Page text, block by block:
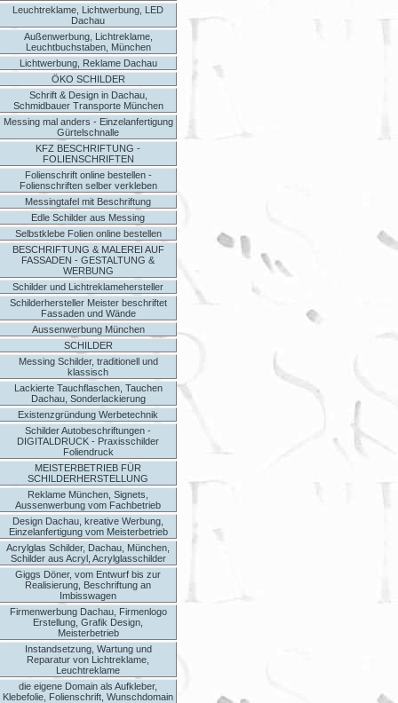
Leuchtreklame, Lichtwerbung, LED
Dachau
Außenwerbung, Lichtreklame,
Leuchtbuchstaben, München
Lichtwerbung, Reklame Dachau
ÖKO SCHILDER
Schrift & Design in Dachau,
Schmidbauer Transporte München
Messing mal anders - Einzelanfertigung
Gürtelschnalle
KFZ BESCHRIFTUNG -
FOLIENSCHRIFTEN
Folienschrift online bestellen -
Folienschriften selber verkleben
Messingtafel mit Beschriftung
Edle Schilder aus Messing
Selbstklebe Folien online bestellen
BESCHRIFTUNG & MALEREI AUF
FASSADEN - GESTALTUNG &
WERBUNG
Schilder und Lichtreklamehersteller
Schilderhersteller Meister beschriftet
Fassaden und Wände
Aussenwerbung München
SCHILDER
Messing Schilder, traditionell und
klassisch
Lackierte Tauchflaschen, Tauchen
Dachau, Sonderlackierung
Existenzgründung Werbetechnik
Schilder Autobeschriftungen -
DIGITALDRUCK - Praxisschilder
Foliendruck
MEISTERBETRIEB FÜR
SCHILDERHERSTELLUNG
Reklame München, Signets,
Aussenwerbung vom Fachbetrieb
Design Dachau, kreative Werbung,
Einzelanfertigung vom Meisterbetrieb
Acrylglas Schilder, Dachau, München,
Schilder aus Acryl, Acrylglasschilder
Giggs Döner, vom Entwurf bis zur
Realisierung, Beschriftung an
Imbisswagen
Firmenwerbung Dachau, Firmenlogo
Erstellung, Grafik Design,
Meisterbetrieb
Instandsetzung, Wartung und
Reparatur von Lichtreklame,
Leuchtreklame
die eigene Domain als Aufkleber,
Klebefolie, Folienschrift, Wunschdomain